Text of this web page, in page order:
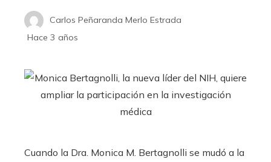
Carlos Peñaranda Merlo Estrada
Hace 3 años
Cuando la Dra. Monica M. Bertagnolli se mudó a la